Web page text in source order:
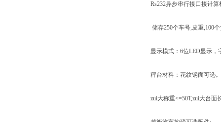
Rs232异步串行接口接计算
储存250个车号,皮重,100
显示模式：6位LED显示，
秤台材料：花纹钢面可选。
zui大称重<=50T,zui大台面